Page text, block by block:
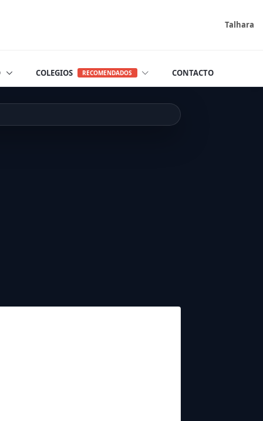
Talhara
COLEGIOS RECOMENDADOS CONTACTO